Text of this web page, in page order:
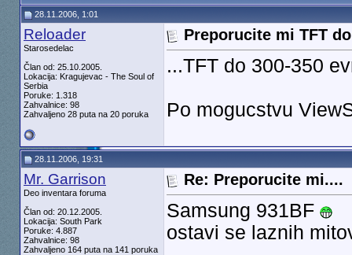
28.11.2006, 1:01
Reloader
Starosedelac
Član od: 25.10.2005.
Lokacija: Kragujevac - The Soul of
Serbia
Poruke: 1.318
Zahvalnice: 98
Zahvaljeno 28 puta na 20 poruka
Preporucite mi TFT
...TFT do 300-350
Po mogucstvu
28.11.2006, 19:31
Mr. Garrison
Deo inventara foruma
Član od: 20.12.2005.
Lokacija: South Park
Poruke: 4.887
Zahvalnice: 98
Zahvaljeno 164 puta na 141 poruka
Re: Preporucite mi....
Samsung 931BF
ostavi se laznih